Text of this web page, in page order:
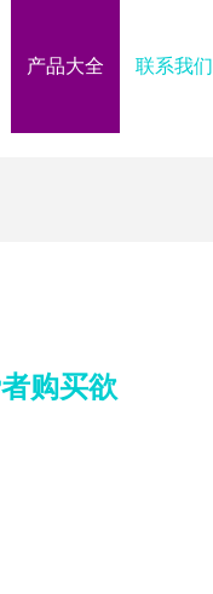
产品大全 联系我们
购买欲